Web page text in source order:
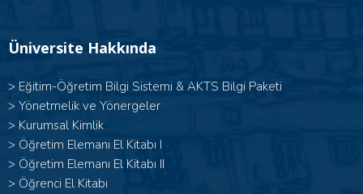
Üniversite Hakkında
> Eğitim-Öğretim Bilgi Sistemi & AKTS Bilgi Paketi
> Yönetmelik ve Yönergeler
> Kurumsal Kimlik
> Öğretim Elemanı El Kitabı I
> Öğretim Elemanı El Kitabı II
> Öğrenci El Kitabı